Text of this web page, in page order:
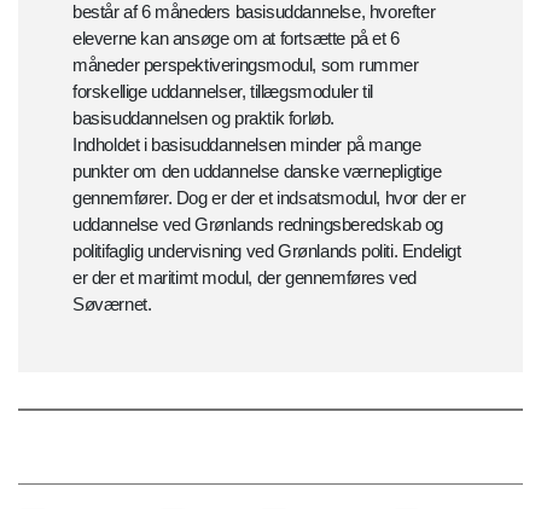
består af 6 måneders basisuddannelse, hvorefter
eleverne kan ansøge om at fortsætte på et 6
måneder perspektiveringsmodul, som rummer
forskellige uddannelser, tillægsmoduler til
basisuddannelsen og praktik forløb.
Indholdet i basisuddannelsen minder på mange
punkter om den uddannelse danske værnepligtige
gennemfører. Dog er der et indsatsmodul, hvor der er
uddannelse ved Grønlands redningsberedskab og
politifaglig undervisning ved Grønlands politi. Endeligt
er der et maritimt modul, der gennemføres ved
Søværnet.